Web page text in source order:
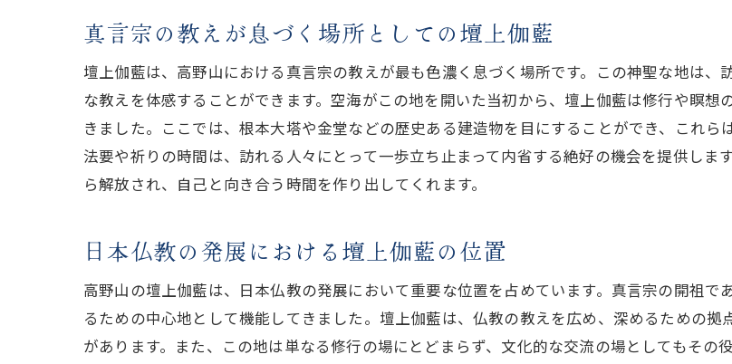
自然環境が与える心の安らぎ
四季折々の自然と壇上伽藍の美
自然との一体感を感じる場所
自然の中で学ぶ真言宗の精神性
自然と共存する建築の魅力
日常の喧騒から抜け出して
静寂と対話する特別な時間
精神的リトリートとしての役割
心を解放するための高野山への旅
真言宗の教えが息づく場所としての壇上伽藍
壇上伽藍は、高野山における真言宗の教えが最も色濃く息づく場所です。この神聖な地は
な教えを体感することができます。空海がこの地を開いた当初から、壇上伽藍は修行や瞑
きました。ここでは、根本大塔や金堂などの歴史ある建造物を目にすることができ、これ
法要や祈りの時間は、訪れる人々にとって一歩立ち止まって内省する絶好の機会を提供し
ら解放され、自己と向き合う時間を作り出してくれます。
日本仏教の発展における壇上伽藍の位置
高野山の壇上伽藍は、日本仏教の発展において重要な位置を占めています。真言宗の開祖
るための中心地として機能してきました。壇上伽藍は、仏教の教えを広め、深めるための
があります。また、この地は単なる修行の場にとどまらず、文化的な交流の場としてもその